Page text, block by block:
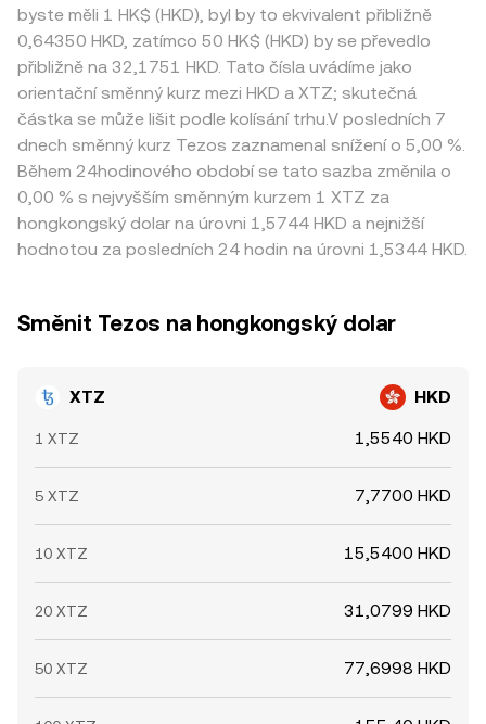
byste měli 1 HK$ (HKD), byl by to ekvivalent přibližně
0,64350 HKD, zatímco 50 HK$ (HKD) by se převedlo
přibližně na 32,1751 HKD. Tato čísla uvádíme jako
orientační směnný kurz mezi HKD a XTZ; skutečná
částka se může lišit podle kolísání trhu.V posledních 7
dnech směnný kurz Tezos zaznamenal snížení o 5,00 %.
Během 24hodinového období se tato sazba změnila o
0,00 % s nejvyšším směnným kurzem 1 XTZ za
hongkongský dolar na úrovni 1,5744 HKD a nejnižší
hodnotou za posledních 24 hodin na úrovni 1,5344 HKD.
Směnit Tezos na hongkongský dolar
XTZ HKD
1 XTZ 1,5540 HKD
5 XTZ 7,7700 HKD
10 XTZ 15,5400 HKD
20 XTZ 31,0799 HKD
50 XTZ 77,6998 HKD